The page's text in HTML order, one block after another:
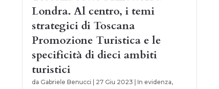
Londra. Al centro, i temi
strategici di Toscana
Promozione Turistica e le
specificità di dieci ambiti
turistici
da Gabriele Benucci 27 Giu 2023 In evidenza,